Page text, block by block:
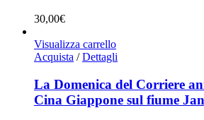
30,00€
Visualizza carrello
Acquista / Dettagli
La Domenica del Corriere
Cina Giappone sul fiume